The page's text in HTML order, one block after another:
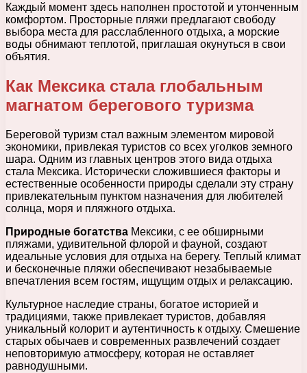
Каждый момент здесь наполнен простотой и утонченным
комфортом. Просторные пляжи предлагают свободу
выбора места для расслабленного отдыха, а морские
воды обнимают теплотой, приглашая окунуться в свои
объятия.
Как Мексика стала глобальным
магнатом берегового туризма
Береговой туризм стал важным элементом мировой
экономики, привлекая туристов со всех уголков земного
шара. Одним из главных центров этого вида отдыха
стала Мексика. Исторически сложившиеся факторы и
естественные особенности природы сделали эту страну
привлекательным пунктом назначения для любителей
солнца, моря и пляжного отдыха.
Природные богатства Мексики, с ее обширными
пляжами, удивительной флорой и фауной, создают
идеальные условия для отдыха на берегу. Теплый климат
и бесконечные пляжи обеспечивают незабываемые
впечатления всем гостям, ищущим отдых и релаксацию.
Культурное наследие страны, богатое историей и
традициями, также привлекает туристов, добавляя
уникальный колорит и аутентичность к отдыху. Смешение
старых обычаев и современных развлечений создает
неповторимую атмосферу, которая не оставляет
равнодушными.